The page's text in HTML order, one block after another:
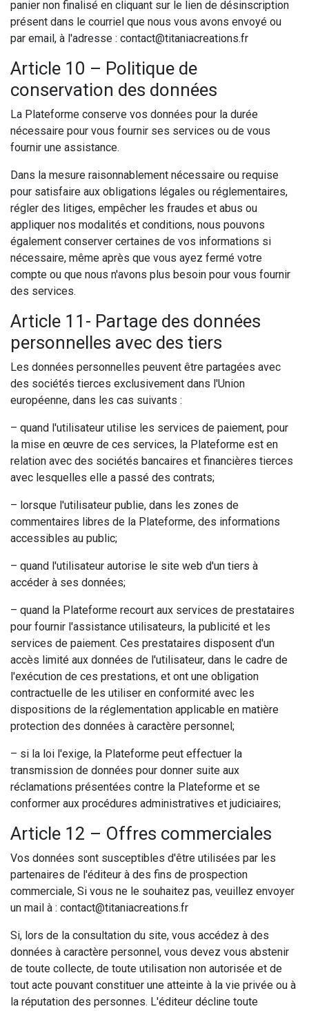
panier non finalisé en cliquant sur le lien de désinscription
présent dans le courriel que nous vous avons envoyé ou
par email, à l'adresse : contact@titaniacreations.fr
Article 10 – Politique de
conservation des données
La Plateforme conserve vos données pour la durée
nécessaire pour vous fournir ses services ou de vous
fournir une assistance.
Dans la mesure raisonnablement nécessaire ou requise
pour satisfaire aux obligations légales ou réglementaires,
régler des litiges, empêcher les fraudes et abus ou
appliquer nos modalités et conditions, nous pouvons
également conserver certaines de vos informations si
nécessaire, même après que vous ayez fermé votre
compte ou que nous n'avons plus besoin pour vous fournir
des services.
Article 11- Partage des données
personnelles avec des tiers
Les données personnelles peuvent être partagées avec
des sociétés tierces exclusivement dans l'Union
européenne, dans les cas suivants :
– quand l'utilisateur utilise les services de paiement, pour
la mise en œuvre de ces services, la Plateforme est en
relation avec des sociétés bancaires et financières tierces
avec lesquelles elle a passé des contrats;
– lorsque l'utilisateur publie, dans les zones de
commentaires libres de la Plateforme, des informations
accessibles au public;
– quand l'utilisateur autorise le site web d'un tiers à
accéder à ses données;
– quand la Plateforme recourt aux services de prestataires
pour fournir l'assistance utilisateurs, la publicité et les
services de paiement. Ces prestataires disposent d'un
accès limité aux données de l'utilisateur, dans le cadre de
l'exécution de ces prestations, et ont une obligation
contractuelle de les utiliser en conformité avec les
dispositions de la réglementation applicable en matière
protection des données à caractère personnel;
– si la loi l'exige, la Plateforme peut effectuer la
transmission de données pour donner suite aux
réclamations présentées contre la Plateforme et se
conformer aux procédures administratives et judiciaires;
Article 12 – Offres commerciales
Vos données sont susceptibles d'être utilisées par les
partenaires de l'éditeur à des fins de prospection
commerciale, Si vous ne le souhaitez pas, veuillez envoyer
un mail à : contact@titaniacreations.fr
Si, lors de la consultation du site, vous accédez à des
données à caractère personnel, vous devez vous abstenir
de toute collecte, de toute utilisation non autorisée et de
tout acte pouvant constituer une atteinte à la vie privée ou à
la réputation des personnes. L'éditeur décline toute